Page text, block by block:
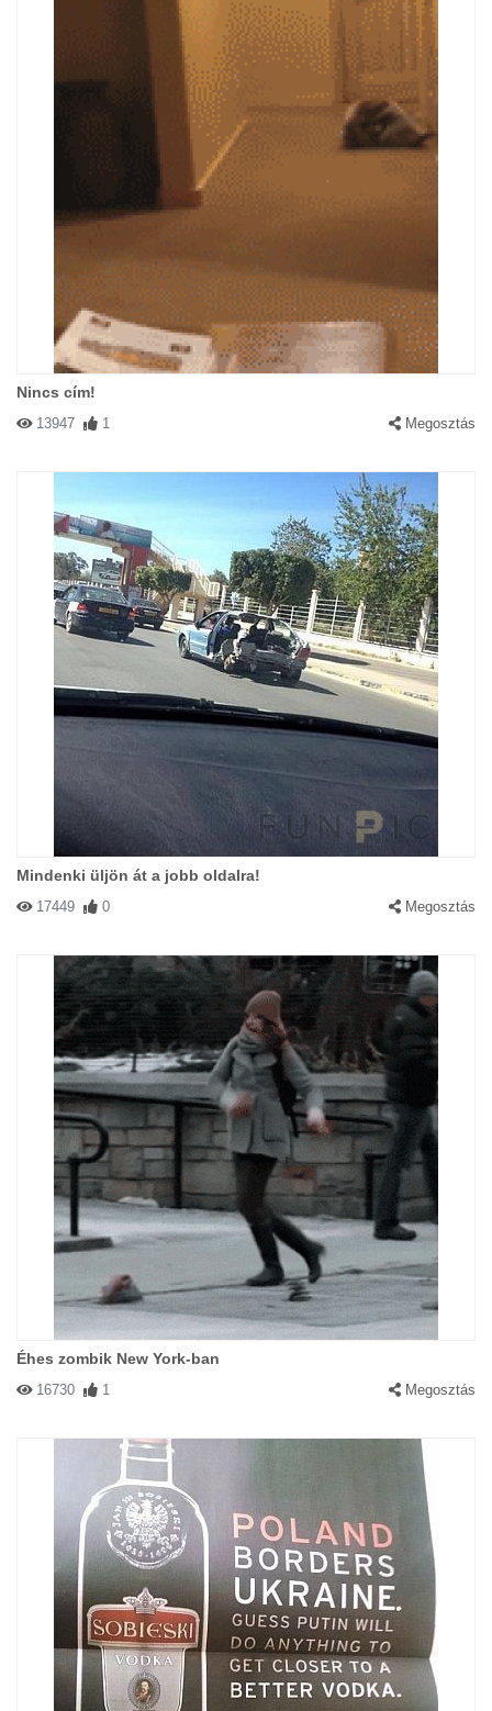
Nincs cím!
13947 1 Megosztás
Mindenki üljön át a jobb oldalra!
17449 0 Megosztás
Éhes zombik New York-ban
16730 1 Megosztás